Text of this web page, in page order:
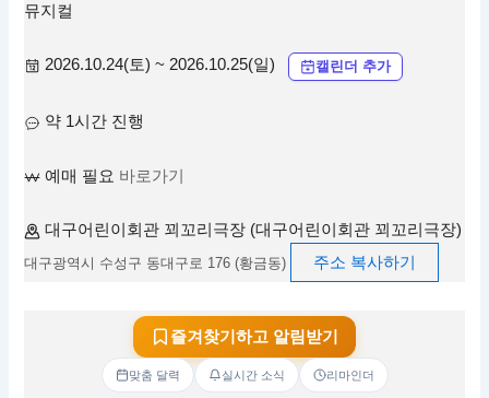
뮤지컬
2026.10.24(토) ~ 2026.10.25(일) 캘린더 추가
약 1시간 진행
예매 필요 바로가기
대구어린이회관 꾀꼬리극장 (대구어린이회관 꾀꼬리극장)
대구광역시 수성구 동대구로 176 (황금동) 주소 복사하기
즐겨찾기하고 알림받기
맞춤 달력 실시간 소식 리마인더